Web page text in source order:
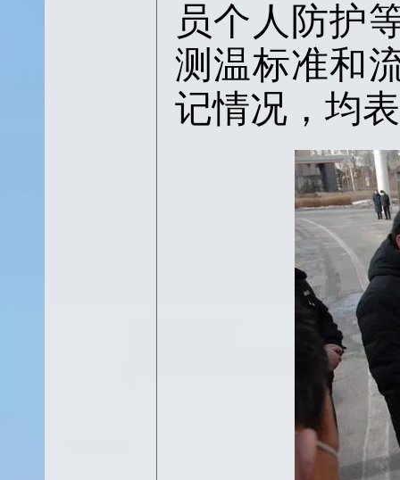
员个人防护
测温标准和
记情况，均